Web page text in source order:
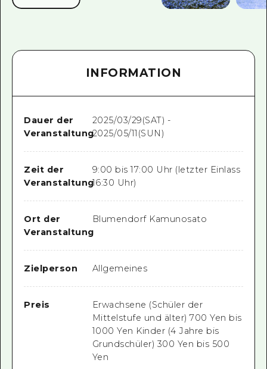
INFORMATION
Dauer der
Veranstaltung
2025/03/29(SAT) -
2025/05/11(SUN)
Zeit der
Veranstaltung
9:00 bis 17:00 Uhr (letzter Einlass
16:30 Uhr)
Ort der
Veranstaltung
Blumendorf Kamunosato
Zielperson Allgemeines
Preis
Erwachsene (Schüler der
Mittelstufe und älter) 700 Yen bis
1000 Yen Kinder (4 Jahre bis
Grundschüler) 300 Yen bis 500
Yen